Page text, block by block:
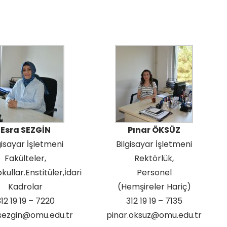
Esra SEZGİN
İşletmeni
Fakülteler,
Kadrolar
19 19 – 7220
Pınar ÖKSÜZ
Bilgisayar İşletmeni
Rektörlük,
Personel
(Hemşireler Hariç)
312 19 19 – 7135
pinar.oksuz@omu.edu.tr